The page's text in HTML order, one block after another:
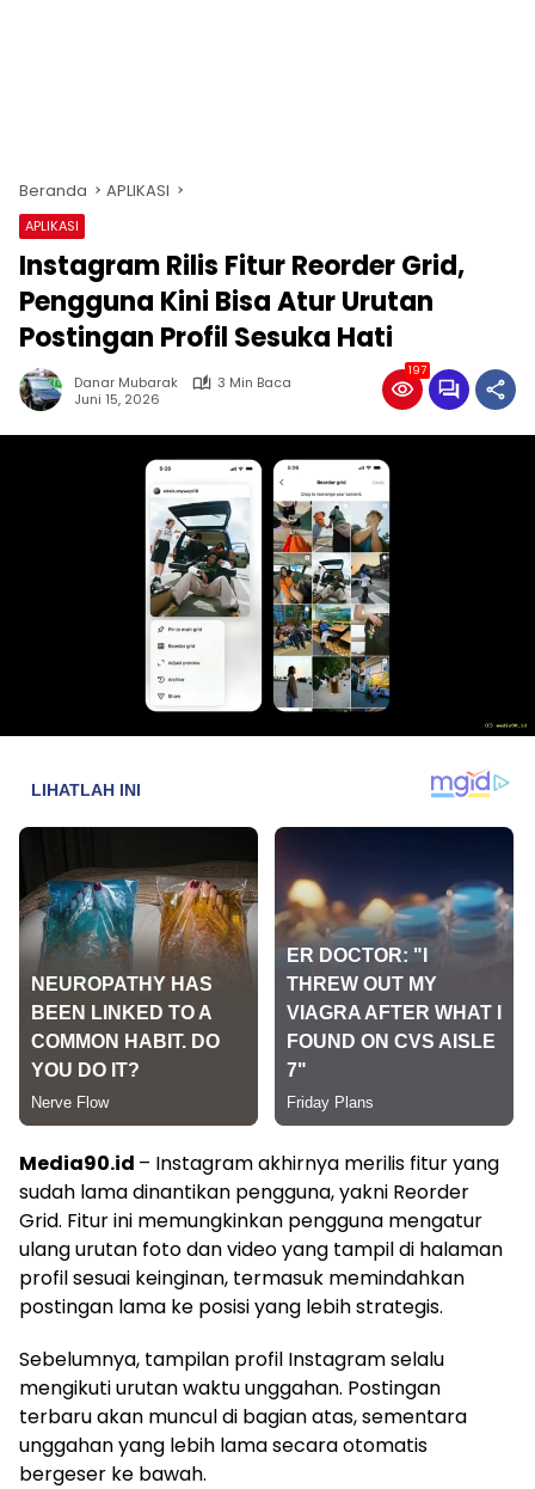
Beranda APLIKASI
APLIKASI
Instagram Rilis Fitur Reorder Grid,
Pengguna Kini Bisa Atur Urutan
Postingan Profil Sesuka Hati
Danar Mubarak
3 Min Baca
Juni 15, 2026
197
Media90.id – Instagram akhirnya merilis fitur yang
sudah lama dinantikan pengguna, yakni Reorder
Grid. Fitur ini memungkinkan pengguna mengatur
ulang urutan foto dan video yang tampil di halaman
profil sesuai keinginan, termasuk memindahkan
postingan lama ke posisi yang lebih strategis.
Sebelumnya, tampilan profil Instagram selalu
mengikuti urutan waktu unggahan. Postingan
terbaru akan muncul di bagian atas, sementara
unggahan yang lebih lama secara otomatis
bergeser ke bawah.